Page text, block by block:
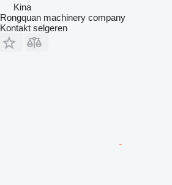
Kina
Rongquan machinery company
Kontakt selgeren